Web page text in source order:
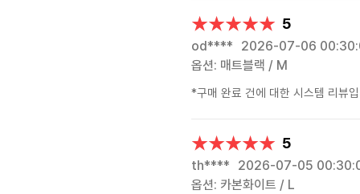
★★★★★
★★★★★ 5
od**** 2026-07-06
옵션: 매트블랙 / M
*구매 완료 건에 대한 시스템 리뷰
★★★★★
★★★★★ 5
th**** 2026-07-05
옵션: 카본화이트 / L